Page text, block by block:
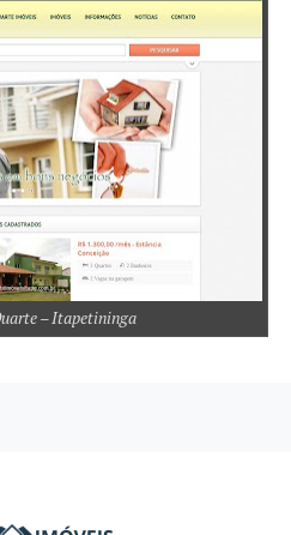
– Itapetininga